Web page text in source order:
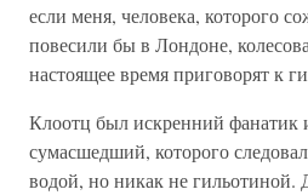
если меня, человека, которого
повесили бы в Лондоне,
настоящее время приговорят к
Клоотц был искренний фанатик
сумасшедший, которого
водой, но никак не гильотиной.